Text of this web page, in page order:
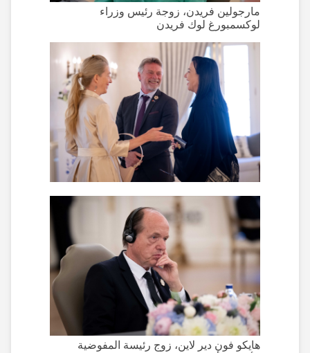
مارجولين فريدن، زوجة رئيس وزراء
لوكسمبورغ لوك فريدن
هايكو فون دير لاين، زوج رئيسة المفوضية